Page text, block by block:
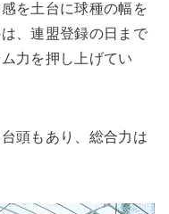
を土台に球種の幅を
、連盟登録の日まで
力を押し上げてい
頭もあり、総合力は